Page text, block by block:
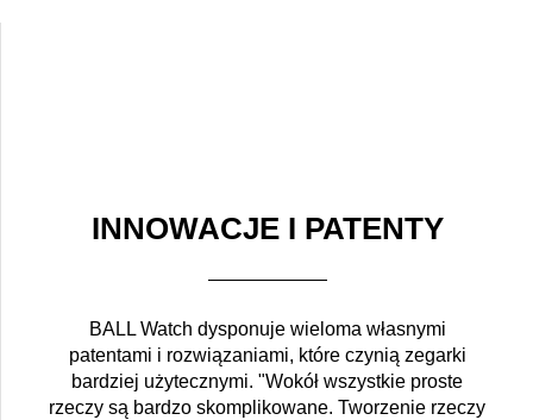
INNOWACJE I PATENTY
BALL Watch dysponuje wieloma własnymi
patentami i rozwiązaniami, które czynią zegarki
bardziej użytecznymi. "Wokół wszystkie proste
rzeczy są bardzo skomplikowane. Tworzenie rzeczy